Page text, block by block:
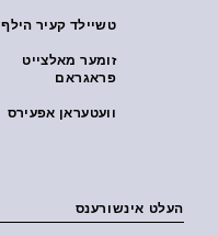
טשיילד קעיר הילף
זומער מאלצייט
פראגראם
וועטעראן אפעירס
העלט אינשורענס